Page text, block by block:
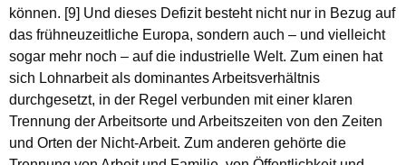
können. [9] Und dieses Defizit besteht nicht nur in Bezug auf
das frühneuzeitliche Europa, sondern auch – und vielleicht
sogar mehr noch – auf die industrielle Welt. Zum einen hat
sich Lohnarbeit als dominantes Arbeitsverhältnis
durchgesetzt, in der Regel verbunden mit einer klaren
Trennung der Arbeitsorte und Arbeitszeiten von den Zeiten
und Orten der Nicht-Arbeit. Zum anderen gehörte die